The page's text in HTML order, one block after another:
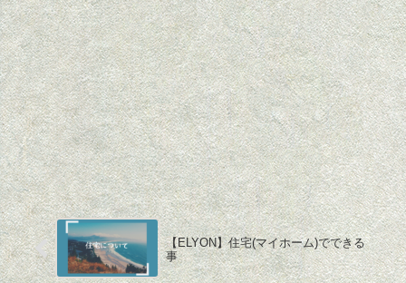
【ELYON】住宅(マイホーム)でできる
事